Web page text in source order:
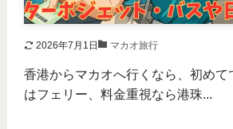
2026年7月1日 マカオ旅行
香港からマカオへ行くなら、初めて
はフェリー、料金重視なら港珠...